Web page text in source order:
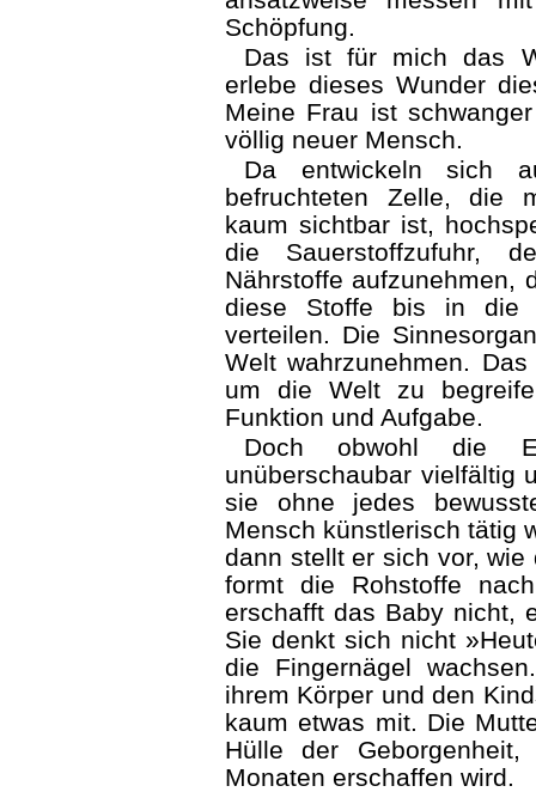
Schöpfung.
Das ist für mich das
erlebe dieses Wunder
Meine Frau ist
völlig neuer Mensch.
Da entwickeln sich
befruchteten Zelle, die
kaum sichtbar ist,
die Sauerstoff­zufuhr,
Nährstoffe aufzunehmen,
diese Stoffe bis in die
verteilen. Die
Welt wahrzunehmen.
um die Welt zu
Funktion und Aufgabe.
Doch obwohl die
unüberschaubar vielfältig
sie ohne jedes
Mensch künstlerisch tätig
dann stellt er sich vor,
formt die Rohstoffe
erschafft das Baby nicht,
Sie denkt sich nicht
die Fingernägel
ihrem Körper und den
kaum etwas mit. Die
Hülle der
Monaten erschaffen wird.